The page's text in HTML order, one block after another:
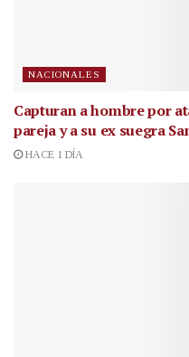
NACIONALES
Capturan a hombre por
pareja y a su ex suegra
HACE 1 DÍA